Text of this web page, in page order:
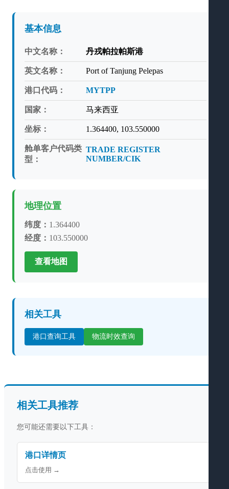
基本信息
中文名称： 丹戎帕拉帕斯港
英文名称： Port of Tanjung Pelepas
港口代码： MYTPP
国家： 马来西亚
坐标： 1.364400, 103.550000
舱单客户代码类
型：
TRADE REGISTER
NUMBER/CIK
地理位置
纬度： 1.364400
经度： 103.550000
查看地图
相关工具
港口查询工具 物流时效查询
相关工具推荐
您可能还需要以下工具：
港口详情页
点击使用 →